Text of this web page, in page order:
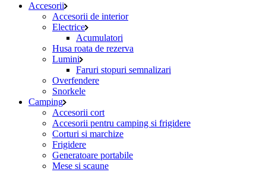
Accesorii
Accesorii de interior
Electrice
Acumulatori
Husa roata de rezerva
Lumini
Faruri stopuri semnalizari
Overfendere
Snorkele
Camping
Accesorii cort
Accesorii pentru camping si frigidere
Corturi si marchize
Frigidere
Generatoare portabile
Mese si scaune